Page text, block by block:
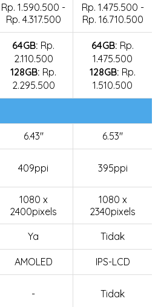
Rp. 1.590.500 -
Rp. 4.317.500
Rp. 1.475.500 -
Rp. 16.710.500
64GB: Rp.
2.110.500
128GB: Rp.
2.295.500
64GB: Rp.
1.475.500
128GB: Rp.
1.510.500
6.43" 6.53"
409ppi 395ppi
1080 x
2400pixels
1080 x
2340pixels
Ya Tidak
AMOLED IPS-LCD
- Tidak